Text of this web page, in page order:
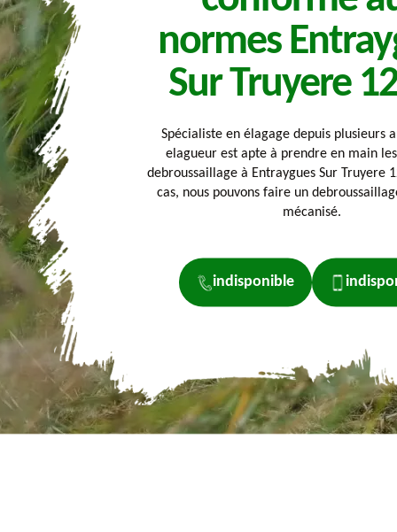
normes
Sur Truyere
Spécialiste en élagage depuis plusieurs
elagueur est apte à prendre en main
debroussaillage à Entraygues Sur Truyere
cas, nous pouvons faire un
mécanisé.
indisponible